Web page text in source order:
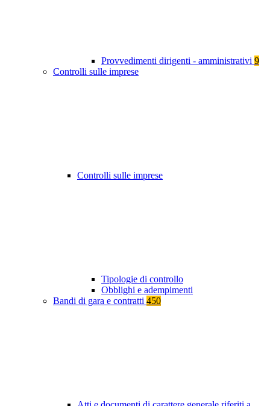
Provvedimenti dirigenti - amministrativi 9
Controlli sulle imprese
Controlli sulle imprese
Tipologie di controllo
Obblighi e adempimenti
Bandi di gara e contratti 450